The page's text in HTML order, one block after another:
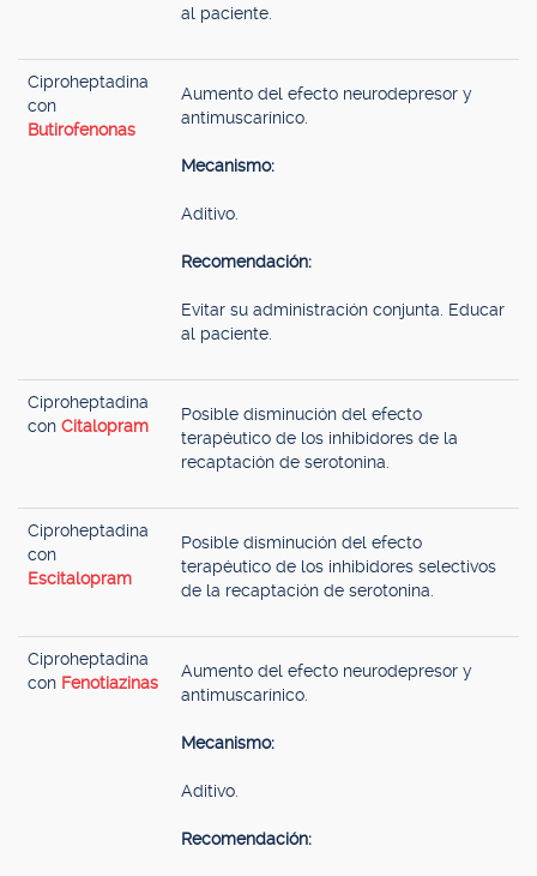
al paciente.
Ciproheptadina
con
Butirofenonas
Aumento del efecto neurodepresor y
antimuscarínico.
Mecanismo:
Aditivo.
Recomendación:
Evitar su administración conjunta. Educar
al paciente.
Ciproheptadina
con Citalopram
Posible disminución del efecto
terapéutico de los inhibidores de la
recaptación de serotonina.
Ciproheptadina
con
Escitalopram
Posible disminución del efecto
terapéutico de los inhibidores selectivos
de la recaptación de serotonina.
Ciproheptadina
con Fenotiazinas
Aumento del efecto neurodepresor y
antimuscarínico.
Mecanismo:
Aditivo.
Recomendación: